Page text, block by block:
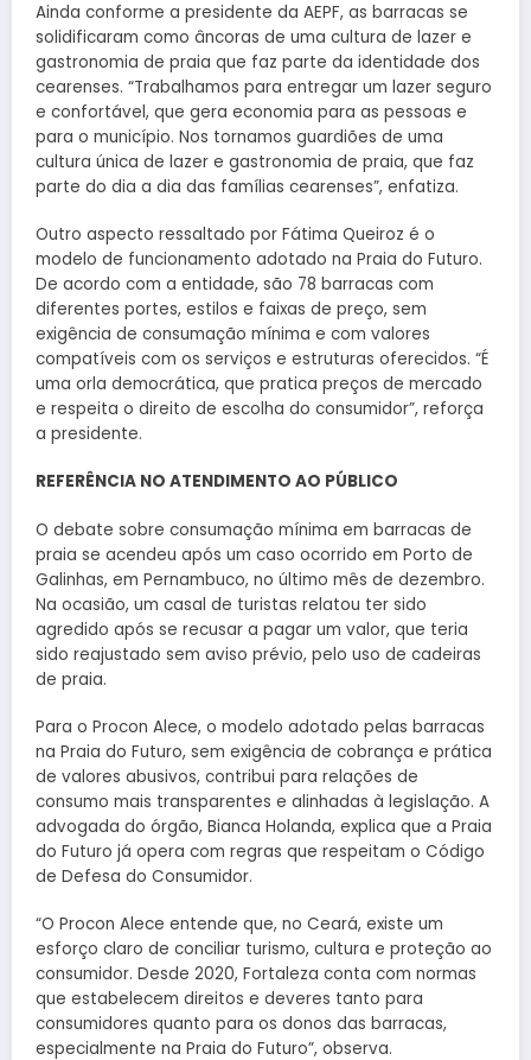
Ainda conforme a presidente da AEPF, as barracas se
solidificaram como âncoras de uma cultura de lazer e
gastronomia de praia que faz parte da identidade dos
cearenses. “Trabalhamos para entregar um lazer seguro
e confortável, que gera economia para as pessoas e
para o município. Nos tornamos guardiões de uma
cultura única de lazer e gastronomia de praia, que faz
parte do dia a dia das famílias cearenses”, enfatiza.
Outro aspecto ressaltado por Fátima Queiroz é o
modelo de funcionamento adotado na Praia do Futuro.
De acordo com a entidade, são 78 barracas com
diferentes portes, estilos e faixas de preço, sem
exigência de consumação mínima e com valores
compatíveis com os serviços e estruturas oferecidos. “É
uma orla democrática, que pratica preços de mercado
e respeita o direito de escolha do consumidor”, reforça
a presidente.
REFERÊNCIA NO ATENDIMENTO AO PÚBLICO
O debate sobre consumação mínima em barracas de
praia se acendeu após um caso ocorrido em Porto de
Galinhas, em Pernambuco, no último mês de dezembro.
Na ocasião, um casal de turistas relatou ter sido
agredido após se recusar a pagar um valor, que teria
sido reajustado sem aviso prévio, pelo uso de cadeiras
de praia.
Para o Procon Alece, o modelo adotado pelas barracas
na Praia do Futuro, sem exigência de cobrança e prática
de valores abusivos, contribui para relações de
consumo mais transparentes e alinhadas à legislação. A
advogada do órgão, Bianca Holanda, explica que a Praia
do Futuro já opera com regras que respeitam o Código
de Defesa do Consumidor.
“O Procon Alece entende que, no Ceará, existe um
esforço claro de conciliar turismo, cultura e proteção ao
consumidor. Desde 2020, Fortaleza conta com normas
que estabelecem direitos e deveres tanto para
consumidores quanto para os donos das barracas,
especialmente na Praia do Futuro”, observa.